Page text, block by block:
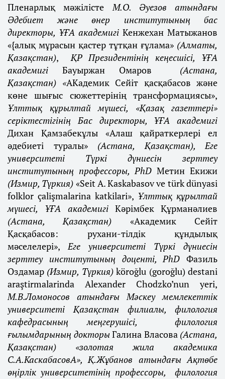
Пленарлық мәжілісте М.О. Әуезов атындағы
Әдебиет және өнер институтының бас
директоры, ҰҒА академигі Кенжехан Матыжанов
«{алық мұрасын қастер тұтқан ғұлама» (Алматы,
Қазақстан), ҚР Президентінің кеңесшісі,
ҰҒА
академигі Бауыржан Омаров
(Астана,
Қазақстан) «АКадемик Сейіт қасқабасов және
көне шығыс сюжеттерінің трансформациясы»,
Ұлттық құрылтай мүшесі, «Қазақ газеттері»
серіктестігінің Бас директоры, ҰҒА академигі
Дихан Қамзабекұлы «Алаш қайраткерлері ел
әдебиеті туралы» (Астана, Қазақстан), Еге
университеті Түркі дүниесін зерттеу
институтының профессоры, PhD Метин Екижи
(Измир, Түркия) «Seit A. Kaskabasov ve türk dünyasi
folklor çalişmalarina katkilari», Ұлттық құрылтай
мүшесі,
ҰҒА академигі Кәрімбек Құрманәлиев
(Астана, Қазақстан) «Академик Сейіт
Қасқабасов: рухани-тілдік құндылық
мәселелері», Еге университеті Түркі дүниесін
зерттеу институтының доценті, PhD Фазиль
Оздамар (Измир, Түркия)köroğlu (goroğlu) destani
araştirmalarinda Alexander Chodzko’nun yeri,
М.В.Ломоносов атындағы Мәскеу мемлекеттік
университеті Қазақстан филиалы, филология
кафедрасының меңгерушісі, филология
ғылымдарының докторыГалина Власова (Астана,
Қазақстан) «золотая жила академика
С.А.КаскабасовА», Қ.Жұбанов атындағы Ақтөбе
өңірлік университетінің профессоры, филология